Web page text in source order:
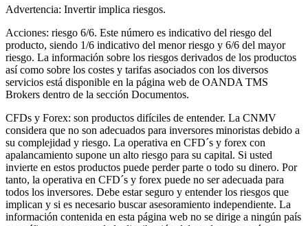
Advertencia: Invertir implica riesgos.
Acciones: riesgo 6/6. Este número es indicativo del riesgo del
producto, siendo 1/6 indicativo del menor riesgo y 6/6 del mayor
riesgo. La información sobre los riesgos derivados de los productos
así como sobre los costes y tarifas asociados con los diversos
servicios está disponible en la página web de OANDA TMS
Brokers dentro de la sección Documentos.
CFDs y Forex: son productos difíciles de entender. La CNMV
considera que no son adecuados para inversores minoristas debido a
su complejidad y riesgo. La operativa en CFD´s y forex con
apalancamiento supone un alto riesgo para su capital. Si usted
invierte en estos productos puede perder parte o todo su dinero. Por
tanto, la operativa en CFD´s y forex puede no ser adecuada para
todos los inversores. Debe estar seguro y entender los riesgos que
implican y si es necesario buscar asesoramiento independiente. La
información contenida en esta página web no se dirige a ningún país